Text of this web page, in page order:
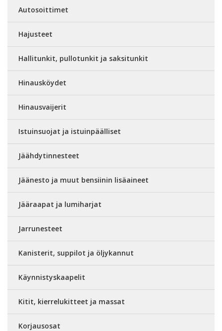
Autosoittimet
Hajusteet
Hallitunkit, pullotunkit ja saksitunkit
Hinausköydet
Hinausvaijerit
Istuinsuojat ja istuinpäälliset
Jäähdytinnesteet
Jäänesto ja muut bensiinin lisäaineet
Jääraapat ja lumiharjat
Jarrunesteet
Kanisterit, suppilot ja öljykannut
Käynnistyskaapelit
Kitit, kierrelukitteet ja massat
Korjausosat